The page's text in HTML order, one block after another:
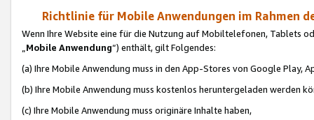
Richtlinie für Mobile Anwendungen im Rahmen
Wenn Ihre Website eine für die Nutzung auf Mobiltelefonen, Tablets
„Mobile Anwendung“) enthält, gilt Folgendes:
(a) Ihre Mobile Anwendung muss in den App-Stores von Google Play,
(b) Ihre Mobile Anwendung muss kostenlos heruntergeladen werden
(c) Ihre Mobile Anwendung muss originäre Inhalte haben,